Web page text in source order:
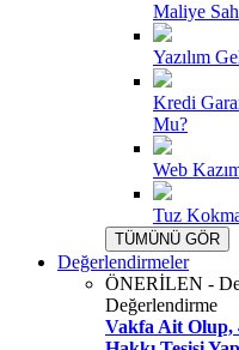
Maliye
Yazılım
Kredi
Mu?
Web
Tuz
TÜMÜNÜ GÖR
Değerlendirmeler
ÖNERİLEN -
Değerlendirme
Vakfa Ait Olup,